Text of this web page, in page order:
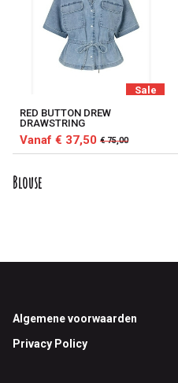
Sale
RED BUTTON DREW
DRAWSTRING
Vanaf € 37,50 € 75,00
Blouse
Footer
Algemene voorwaarden
Privacy Policy